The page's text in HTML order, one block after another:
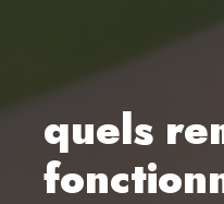
quels